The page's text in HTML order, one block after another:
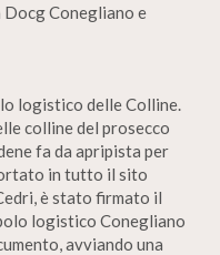
Conegliano e
logistico delle Colline.
colline del prosecco
fa da apripista per
in tutto il sito
è stato firmato il
logistico Conegliano
avviando una